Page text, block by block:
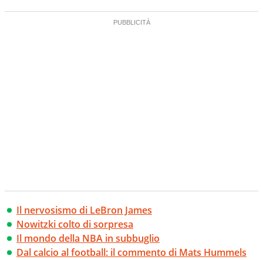
Il nervosismo di LeBron James
Nowitzki colto di sorpresa
Il mondo della NBA in subbuglio
Dal calcio al football: il commento di Mats Hummels